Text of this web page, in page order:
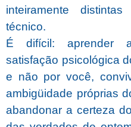
inteiramente
técnico.
É difícil: aprender
satisfação psicológica
e não por você,
ambigüidade próprias
abandonar a certeza